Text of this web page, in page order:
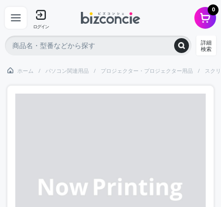
ログイン
0
詳細
検索
ホーム パソコン関連用品 プロジェクター・プロジェクター用品 スク